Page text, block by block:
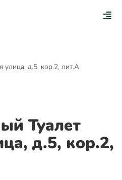
улица, д.5, кор.2, лит.А
Туалет
д.5, кор.2,